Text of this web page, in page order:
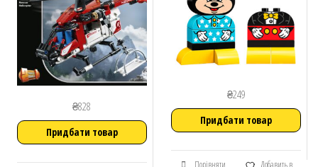
₴828
Придбати товар
₴249
Придбати товар